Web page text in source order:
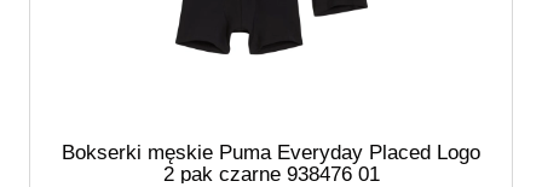
Bokserki męskie Puma Everyday Placed Logo
2 pak czarne 938476 01